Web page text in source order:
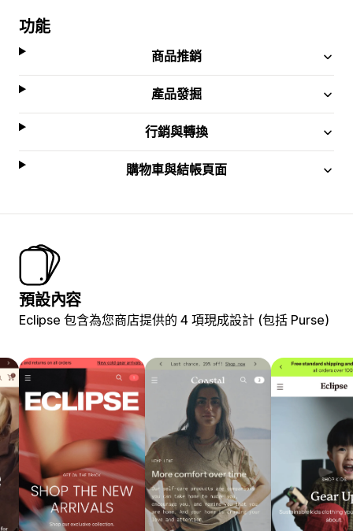
功能
商品推銷
產品發掘
行銷與轉換
購物車與結帳頁面
預設內容
Eclipse 包含為您商店提供的 4 項現成設計 (包括 Purse)